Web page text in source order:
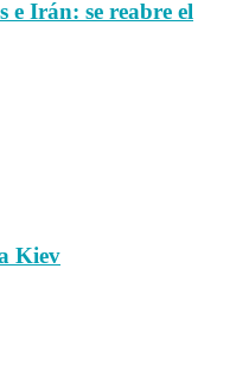
e Irán: se reabre el
Kiev